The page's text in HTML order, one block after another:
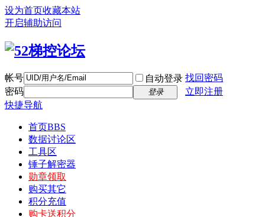
设为首页收藏本站
开启辅助访问
帐号 自动登录 找回密码
密码
登录
立即注册
快捷导航
首页BBS
数据讨论区
工具区
锤子解密器
勋章领取
购买其它
积分充值
购卡送积分